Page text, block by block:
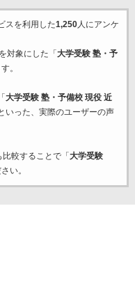
スを利用した1,250人にアンケ
対象にした「 大学受験 塾・予
。
大学受験 塾・予備校 現役 近
いった、実際のユーザーの声
較することで「 大学受験
い。